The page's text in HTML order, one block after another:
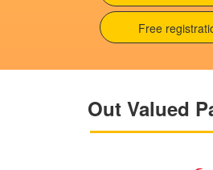
Free
Out Valued